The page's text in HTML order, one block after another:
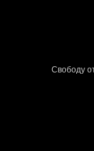
Свободу